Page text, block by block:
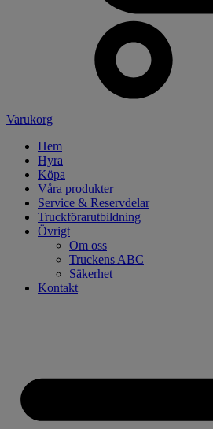
Varukorg
Hem
Hyra
Köpa
Våra produkter
Service & Reservdelar
Truckförarutbildning
Övrigt
Om oss
Truckens ABC
Säkerhet
Kontakt